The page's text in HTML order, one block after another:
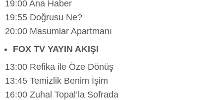
19:00 Ana Haber
19:55 Doğrusu Ne?
20:00 Masumlar Apartmanı
FOX TV YAYIN AKIŞI
13:00 Refika ile Öze Dönüş
13:45 Temizlik Benim İşim
16:00 Zuhal Topal’la Sofrada